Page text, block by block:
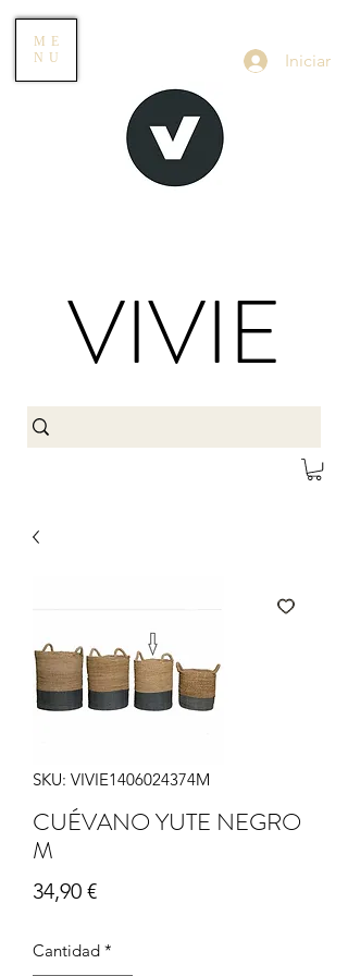
ME
NU
Iniciar
VIVIE
SKU: VIVIE1406024374M
CUÉVANO YUTE NEGRO
M
34,90 €Precio
Cantidad *